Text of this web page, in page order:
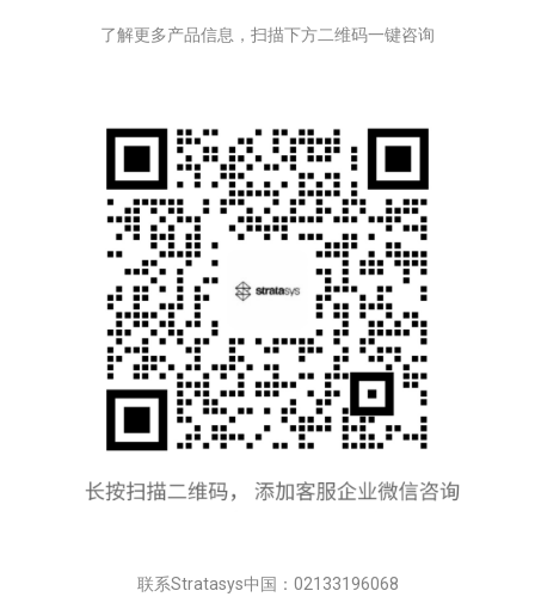
了解更多产品信息，扫描下方二维码一键咨询
联系Stratasys中国：02133196068